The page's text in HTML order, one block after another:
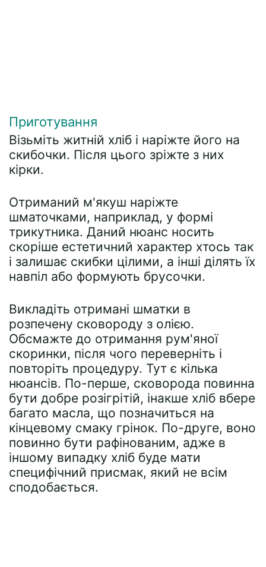
Приготування
Візьміть житній хліб і наріжте його на
скибочки. Після цього зріжте з них
кірки.
Отриманий м'якуш наріжте
шматочками, наприклад, у формі
трикутника. Даний нюанс носить
скоріше естетичний характер хтось так
і залишає скибки цілими, а інші ділять їх
навпіл або формують брусочки.
Викладіть отримані шматки в
розпечену сковороду з олією.
Обсмажте до отримання рум'яної
скоринки, після чого переверніть і
повторіть процедуру. Тут є кілька
нюансів. По-перше, сковорода повинна
бути добре розігрітій, інакше хліб вбере
багато масла, що позначиться на
кінцевому смаку грінок. По-друге, воно
повинно бути рафінованим, адже в
іншому випадку хліб буде мати
специфічний присмак, який не всім
сподобається.